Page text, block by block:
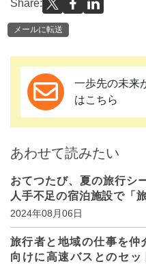
Share:
メールに転送
一歩先の未来
はこちら
あわせて読みたい
おてつたび、夏の旅行シ
人手不足の宿泊施設で「
2024年08月06日
旅行者と地域の仕事を仲
向けに高速バスとのセ